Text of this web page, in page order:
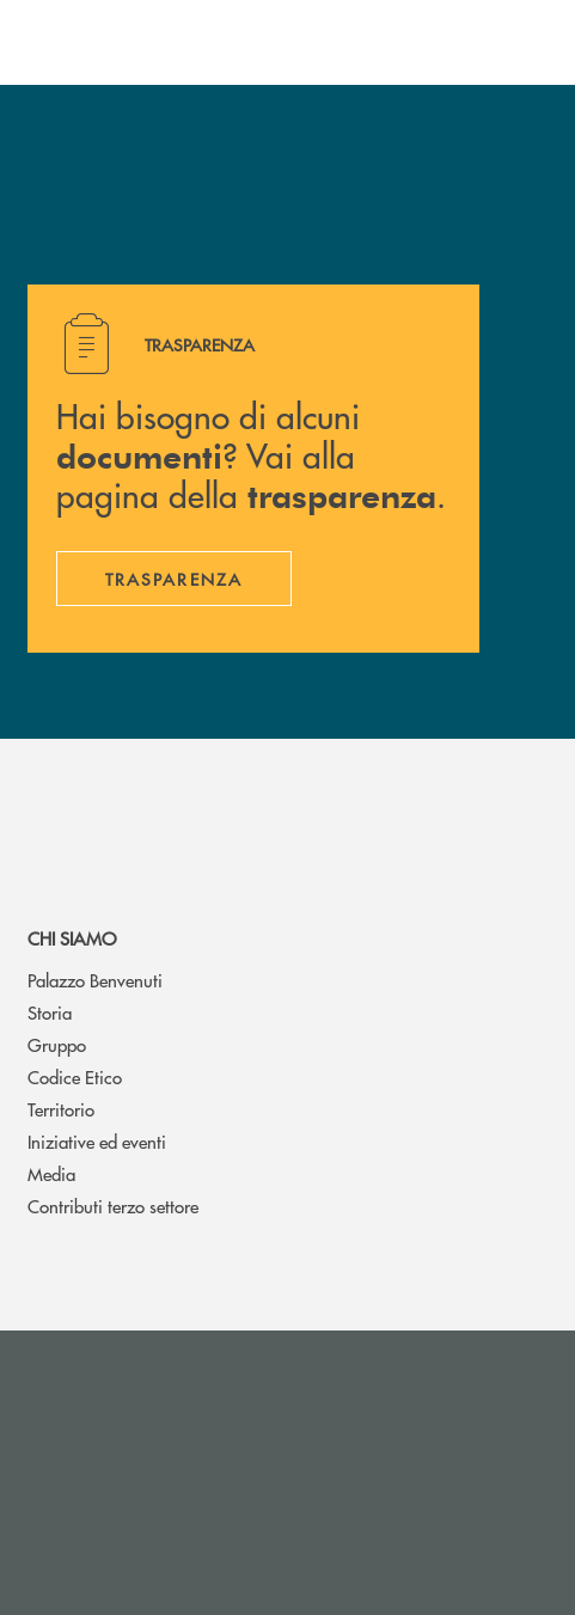
Hai bisogno di alcuni documenti ? Vai alla pagina della
TRASPARENZA
Hai bisogno di alcuni
documenti? Vai alla
pagina della trasparenza.
TRASPARENZA
CHI SIAMO
Palazzo Benvenuti
Storia
Gruppo
Codice Etico
Territorio
Iniziative ed eventi
Media
Contributi terzo settore
l’app di posta elettronica)